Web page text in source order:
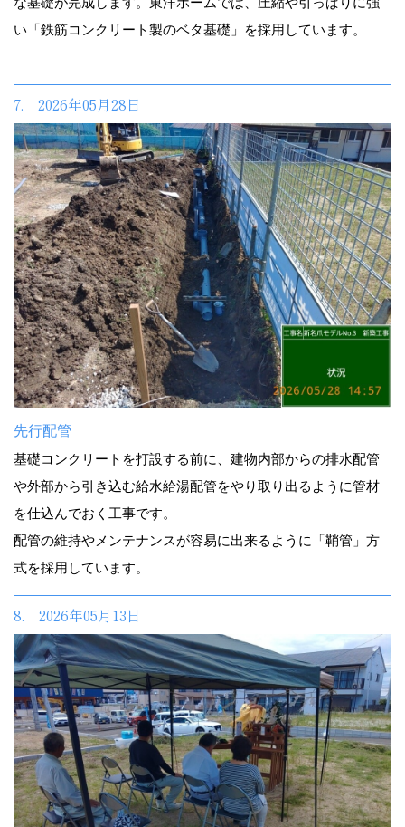
い「鉄筋コンクリート製のベタ基礎」を採用しています。
7. 2026年05月28日
先行配管
基礎コンクリートを打設する前に、建物内部からの排水配管
や外部から引き込む給水給湯配管をやり取り出るように管材
を仕込んでおく工事です。
配管の維持やメンテナンスが容易に出来るように「鞘管」方
式を採用しています。
8. 2026年05月13日